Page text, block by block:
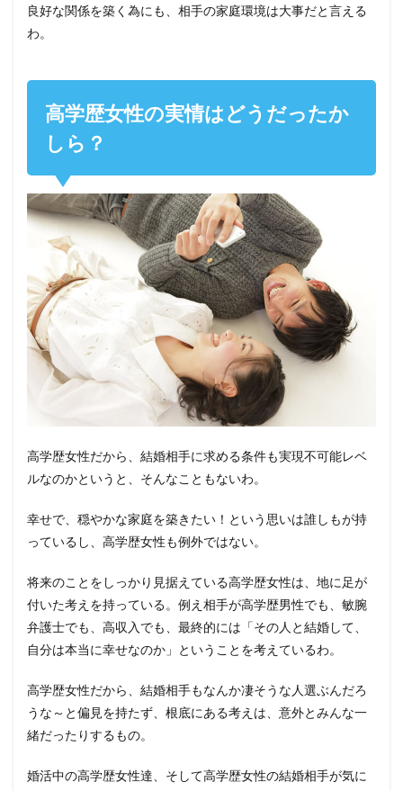
良好な関係を築く為にも、相手の家庭環境は大事だと言える
わ。
高学歴女性の実情はどうだったか
しら？
高学歴女性だから、結婚相手に求める条件も実現不可能レベ
ルなのかというと、そんなこともないわ。
幸せで、穏やかな家庭を築きたい！という思いは誰しもが持
っているし、高学歴女性も例外ではない。
将来のことをしっかり見据えている高学歴女性は、地に足が
付いた考えを持っている。例え相手が高学歴男性でも、敏腕
弁護士でも、高収入でも、最終的には「その人と結婚して、
自分は本当に幸せなのか」ということを考えているわ。
高学歴女性だから、結婚相手もなんか凄そうな人選ぶんだろ
うな～と偏見を持たず、根底にある考えは、意外とみんな一
緒だったりするもの。
婚活中の高学歴女性達、そして高学歴女性の結婚相手が気に